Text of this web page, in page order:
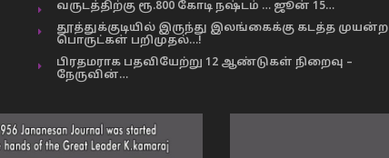
வருடத்திற்கு ரூ.800 கோடி நஷ்டம் … ஜூன் 15…
தூத்துக்குடியில் இருந்து இலங்கைக்கு கடத்த முயன்ற
பொருட்கள் பறிமுதல்…!
பிரதமராக பதவியேற்று 12 ஆண்டுகள் நிறைவு –
நேருவின்…